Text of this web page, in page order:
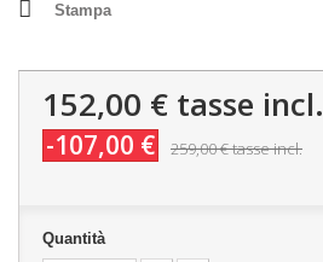
Stampa
152,00 € tasse incl.
-107,00 € 259,00 €tasse incl.
Quantità